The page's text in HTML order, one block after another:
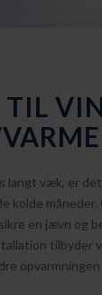
langt væk, er
kolde måneder.
en jævn og
tilbyder